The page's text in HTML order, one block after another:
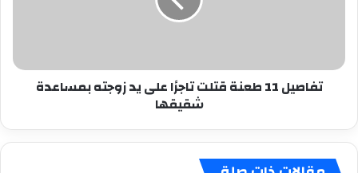
بمساعدة
شقيقها
تفاصيل 11 طعنة قتلت تاجرًا على يد زوجته بمساعدة
شقيقها